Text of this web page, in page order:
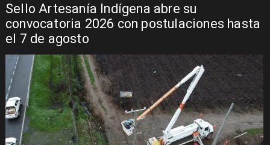
Sello Artesanía Indígena abre su
convocatoria 2026 con postulaciones hasta
el 7 de agosto